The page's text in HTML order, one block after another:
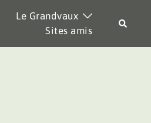
Le Grandvaux
Sites amis